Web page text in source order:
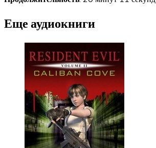
Еще аудиокниги